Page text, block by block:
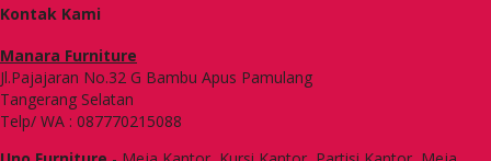
Kontak Kami
Manara Furniture
Jl.Pajajaran No.32 G Bambu Apus Pamulang
Tangerang Selatan
Telp/ WA : 087770215088